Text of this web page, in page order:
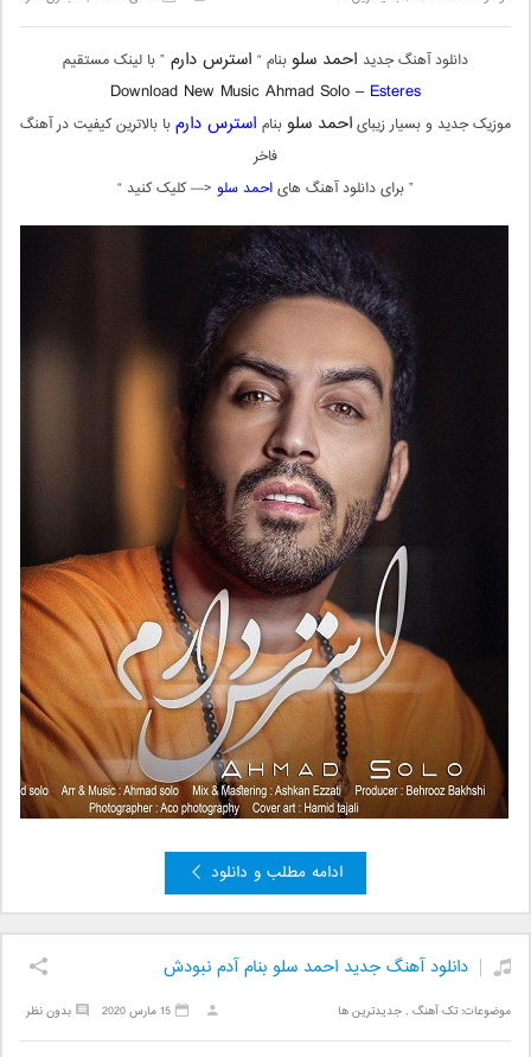
دانلود آهنگ جدید احمد سلو بنام “ استرس دارم ” با لینک مستقیم
Download New Music Ahmad Solo – Esteres
موزیک جدید و بسیار زیبایاحمد سلو بنام استرس دارمبا بالاترین کیفیت در آهنگ
فاخر
” برای دانلود آهنگ هایاحمد سلو <— کلیک کنید “
ادامه مطلب و دانلود
دانلود آهنگ جدید احمد سلو بنام آدم نبودش
موضوعات:تک آهنگ ,جدیدترین ها بدون نظر 15 مارس 2020